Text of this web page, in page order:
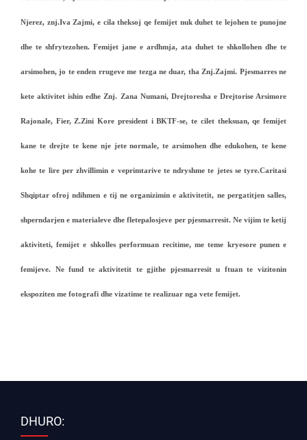
Njerez, znj.Iva Zajmi, e cila theksoj qe femijet nuk duhet te lejohen te punojne
dhe te shfrytezohen. Femijet jane e ardhmja, ata duhet te shkollohen dhe te
arsimohen, jo te enden rrugeve me tezga ne duar, tha Znj.Zajmi. Pjesmarres ne
kete aktivitet ishin edhe Znj. Zana Numani, Drejtoresha e Drejtorise Arsimore
Rajonale, Fier, Z.Zini Kore president i BKTF-se, te cilet theksuan, qe femijet
kane te drejte te kene nje jete normale, te arsimohen dhe edukohen, te kene
kohe te lire per zhvillimin e veprimtarive te ndryshme te jetes se tyre.Caritasi
Shqiptar ofroj ndihmen e tij ne organizimin e aktivitetit, ne pergatitjen salles,
shperndarjen e materialeve dhe fletepalosjeve per pjesmarresit. Ne vijim te ketij
aktiviteti, femijet e shkolles performuan recitime, me teme kryesore punen e
femijeve. Ne fund te aktivitetit te gjithe pjesmarresit u ftuan te vizitonin
ekspoziten me fotografi dhe vizatime te realizuar nga vete femijet.
DHURO: